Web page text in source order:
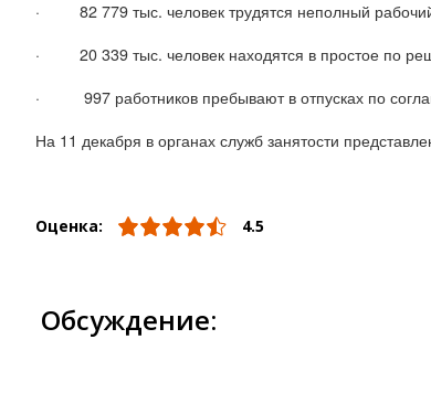
·
82 779 тыс. человек трудятся неполный
·
20 339 тыс. человек находятся в простое по
·
997 работников пребывают в отпусках по
На 11 декабря в органах служб занятости
Оценка: 4.5
Обсуждение: